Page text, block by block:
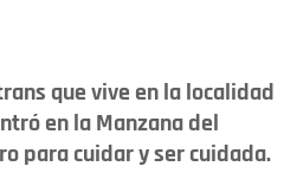
que vive en la localidad
en la Manzana del
para cuidar y ser cuidada.